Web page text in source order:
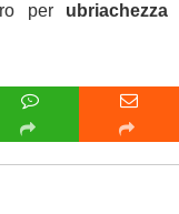
per ubriachezza